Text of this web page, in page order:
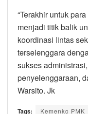
“Terakhir untuk
menjadi titik balik
koordinasi lintas
terselenggara
sukses
penyelenggaraan,
Warsito. Jk
Tags: Kemenko PMK